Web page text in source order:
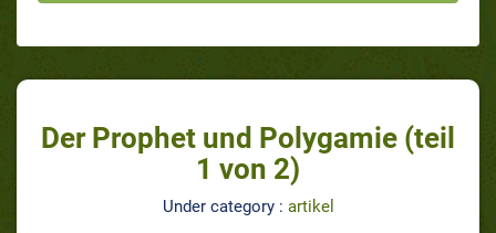
Der Prophet und Polygamie (teil
1 von 2)
Under category : artikel